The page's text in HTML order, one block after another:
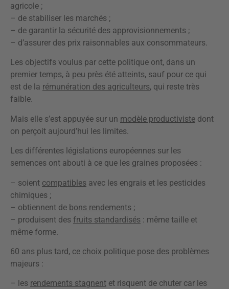
agricole ;
– de stabiliser les marchés ;
– de garantir la sécurité des approvisionnements ;
– d’assurer des prix raisonnables aux consommateurs.
Les objectifs voulus par cette politique ont, dans un
premier temps, à peu près été atteints, sauf pour ce qui
est de la rémunération des agriculteurs, qui reste très
faible.
Mais elle s’est appuyée sur un modèle productiviste dont
on perçoit aujourd’hui les limites.
Les différentes législations européennes sur les
semences ont abouti à ce que les graines proposées :
– soient compatibles avec les engrais et les pesticides
chimiques ;
– obtiennent de bons rendements ;
– produisent des fruits standardisés : même taille et
même forme.
60 ans plus tard, ce choix politique pose des problèmes
majeurs :
– les rendements stagnent et risquent de chuter car les